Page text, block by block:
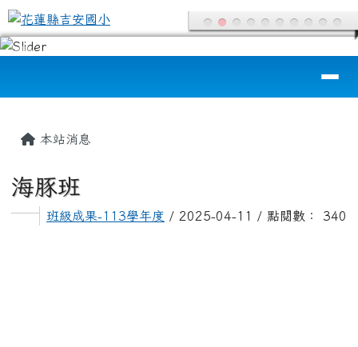
跳至主內容區
花蓮縣吉安國小
本站消息
海豚班
班級成果-113學年度 / 2025-04-11 / 點閱數： 340